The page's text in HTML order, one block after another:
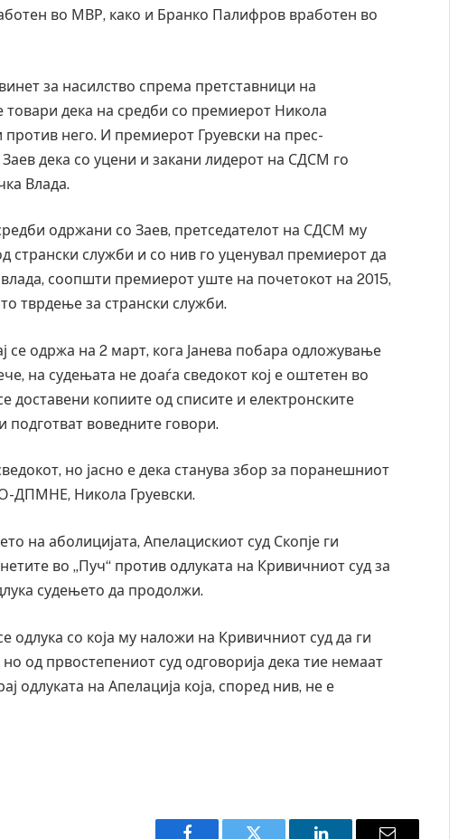
во МВР, како и Бранко Палифров вработен во
за насилство спрема претставници на
товари дека на средби со премиерот Никола
против него. И премиерот Груевски на прес-
дека со уцени и закани лидерот на СДСМ го
Влада.
одржани со Заев, претседателот на СДСМ му
странски служби и со нив го уценувал премиерот да
соопшти премиерот уште на почетокот на 2015,
тврдење за странски служби.
се одржа на 2 март, кога Јанева побара одложување
на судењата не доаѓа сведокот кој е оштетен во
доставени копиите од списите и електронските
подготват воведните говори.
но јасно е дека станува збор за поранешниот
ДПМНЕ, Никола Груевски.
на аболицијата, Апелацискиот суд Скопје ги
во „Пуч“ против одлуката на Кривичниот суд за
судењето да продолжи.
одлука со која му наложи на Кривичниот суд да ги
од првостепениот суд одговорија дека тие немаат
одлуката на Апелација која, според нив, не е